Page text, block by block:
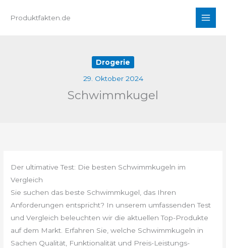
InhaltProduktfakten.de
Drogerie
29. Oktober 2024
Schwimmkugel
Der ultimative Test: Die besten Schwimmkugeln im
Vergleich
Sie suchen das beste Schwimmkugel, das Ihren
Anforderungen entspricht? In unserem umfassenden Test
und Vergleich beleuchten wir die aktuellen Top-Produkte
auf dem Markt. Erfahren Sie, welche Schwimmkugeln in
Sachen Qualität, Funktionalität und Preis-Leistungs-